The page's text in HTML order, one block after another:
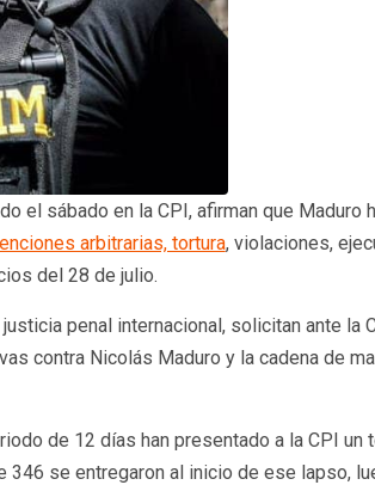
sábado en la CPI, afirman que Maduro
arbitrarias, tortura, violaciones,
del 28 de julio.
penal internacional, solicitan ante la
contra Nicolás Maduro y la cadena de
de 12 días han presentado a la CPI
se entregaron al inicio de ese lapso,